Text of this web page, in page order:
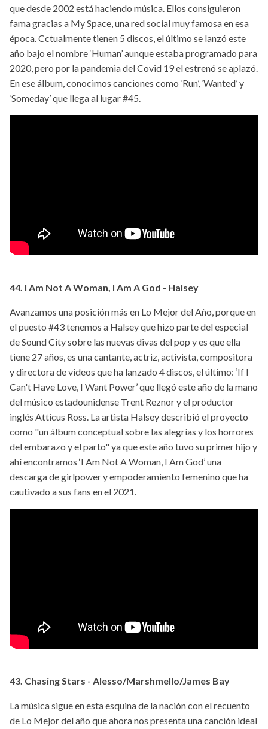
que desde 2002 está haciendo música. Ellos consiguieron
fama gracias a My Space, una red social muy famosa en esa
época. Cctualmente tienen 5 discos, el último se lanzó este
año bajo el nombre ‘Human’ aunque estaba programado para
2020, pero por la pandemia del Covid 19 el estrenó se aplazó.
En ese álbum, conocimos canciones como ‘Run’, ‘Wanted’ y
‘Someday’ que llega al lugar #45.
44. I Am Not A Woman, I Am A God - Halsey
Avanzamos una posición más en Lo Mejor del Año, porque en
el puesto #43 tenemos a Halsey que hizo parte del especial
de Sound City sobre las nuevas divas del pop y es que ella
tiene 27 años, es una cantante, actriz, activista, compositora
y directora de videos que ha lanzado 4 discos, el último: ‘If I
Can't Have Love, I Want Power’ que llegó este año de la mano
del músico estadounidense Trent Reznor y el productor
inglés Atticus Ross. La artista Halsey describió el proyecto
como "un álbum conceptual sobre las alegrías y los horrores
del embarazo y el parto" ya que este año tuvo su primer hijo y
ahí encontramos ‘I Am Not A Woman, I Am God’ una
descarga de girlpower y empoderamiento femenino que ha
cautivado a sus fans en el 2021.
43. Chasing Stars - Alesso/Marshmello/James Bay
La música sigue en esta esquina de la nación con el recuento
de Lo Mejor del año que ahora nos presenta una canción ideal